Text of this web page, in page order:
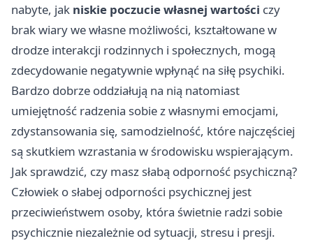
nabyte, jak niskie poczucie własnej wartości czy
brak wiary we własne możliwości, kształtowane w
drodze interakcji rodzinnych i społecznych, mogą
zdecydowanie negatywnie wpłynąć na siłę psychiki.
Bardzo dobrze oddziałują na nią natomiast
umiejętność radzenia sobie z własnymi emocjami,
zdystansowania się, samodzielność, które najczęściej
są skutkiem wzrastania w środowisku wspierającym.
Jak sprawdzić, czy masz słabą odporność psychiczną?
Człowiek o słabej odporności psychicznej jest
przeciwieństwem osoby, która świetnie radzi sobie
psychicznie niezależnie od sytuacji, stresu i presji.